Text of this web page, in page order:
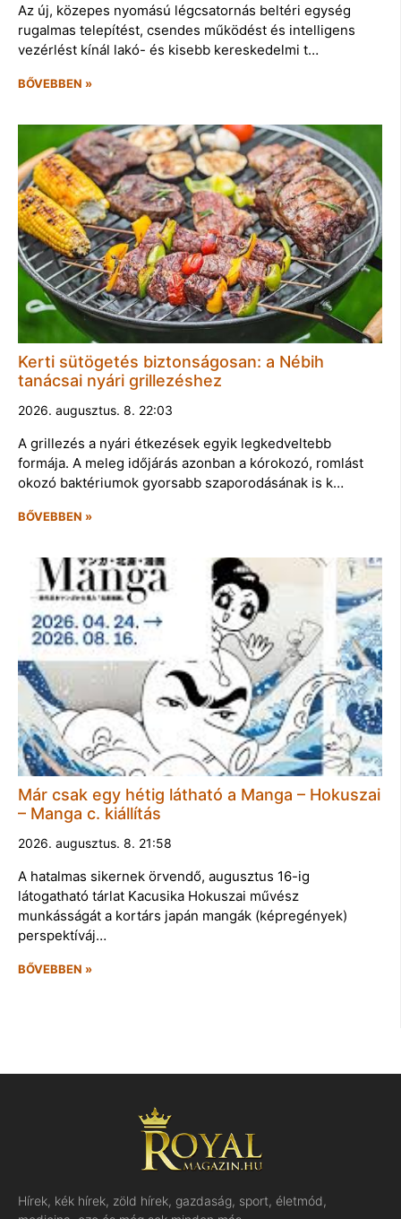
Az új, közepes nyomású légcsatornás beltéri egység
rugalmas telepítést, csendes működést és intelligens
vezérlést kínál lakó- és kisebb kereskedelmi t…
BŐVEBBEN »
Kerti sütögetés biztonságosan: a Nébih
tanácsai nyári grillezéshez
2026. augusztus. 8. 22:03
A grillezés a nyári étkezések egyik legkedveltebb
formája. A meleg időjárás azonban a kórokozó, romlást
okozó baktériumok gyorsabb szaporodásának is k…
BŐVEBBEN »
Már csak egy hétig látható a Manga – Hokuszai
– Manga c. kiállítás
2026. augusztus. 8. 21:58
A hatalmas sikernek örvendő, augusztus 16-ig
látogatható tárlat Kacusika Hokuszai művész
munkásságát a kortárs japán mangák (képregények)
perspektíváj…
BŐVEBBEN »
Hírek, kék hírek, zöld hírek, gazdaság, sport, életmód,